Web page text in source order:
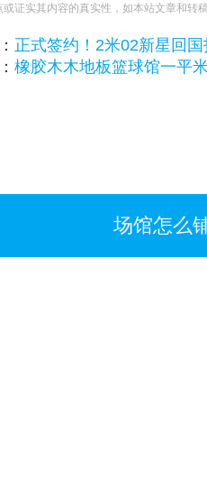
或证实其内容的真实性，如本站文章和转
正式签约！2米02新星回
橡胶木木地板篮球馆一平
场馆怎么